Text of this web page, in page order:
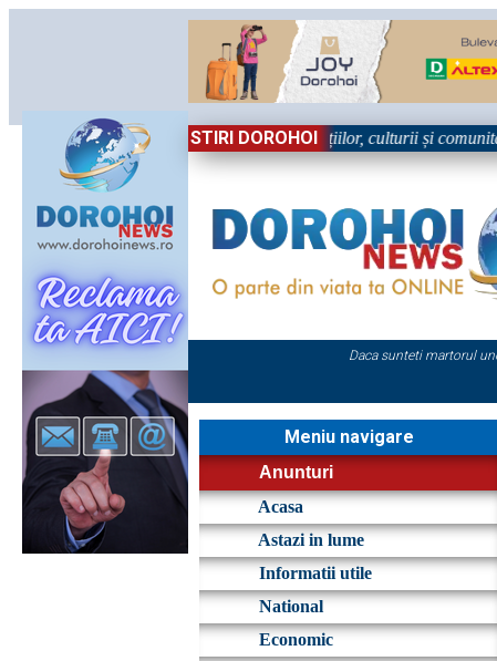
STIRI DOROHOI
Sărbătoare!” – trei zile dedicate tradițiilor, culturii și comunității
Daca sunteti martorul
Meniu navigare
Anunturi
Acasa
Astazi in lume
Informatii utile
National
Economic